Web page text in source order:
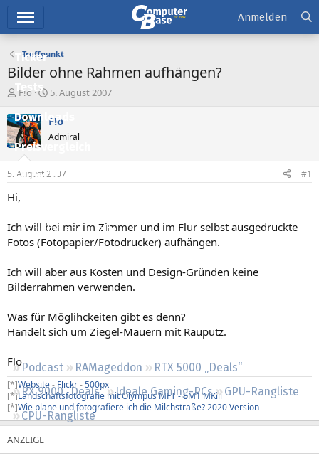
Ticker
Tests
Downloads
Preisvergleich
Forum
Aktuelles
Empfohlene Inhalte
Neueste Aktivitäten
Regeln
Podcast RAMageddon
RTX 5000 „Deals“
RX 9000 „Deals“
Ideale Gaming-PCs
GPU-Rangliste
CPU-Rangliste
Anmelden
Treffpunkt
Bilder ohne Rahmen aufhängen?
E
s
t
e
l
e
F!o
E
s
e
l
t
5. August 2007
F!o
Admiral
5. August 2007 #1
Hi,
Ich will bei mir im Zimmer und im Flur selbst ausgedruckte
Fotos (Fotopapier/Fotodrucker) aufhängen.
Ich will aber aus Kosten und Design-Gründen keine
Bilderrahmen verwenden.
Was für Möglihckeiten gibt es denn?
Handelt sich um Ziegel-Mauern mit Rauputz.
Flo
[*]Website-Flickr-500px
[*]Landschaftsfotografie mit Olympus MFT - EM1 MKiii
[*]Wie plane und fotografiere ich die Milchstraße? 2020 Version